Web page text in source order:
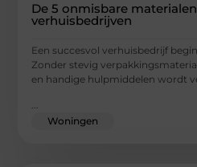
De 5 onmisbare
verhuisbedrijven
Een succesvol verhuisbedrijf
Zonder stevig
en handige hulpmiddelen wordt
...
Woningen